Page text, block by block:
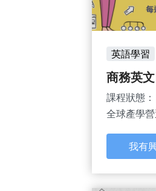
英語學習
商務英
課程狀態：
全球產學
我有